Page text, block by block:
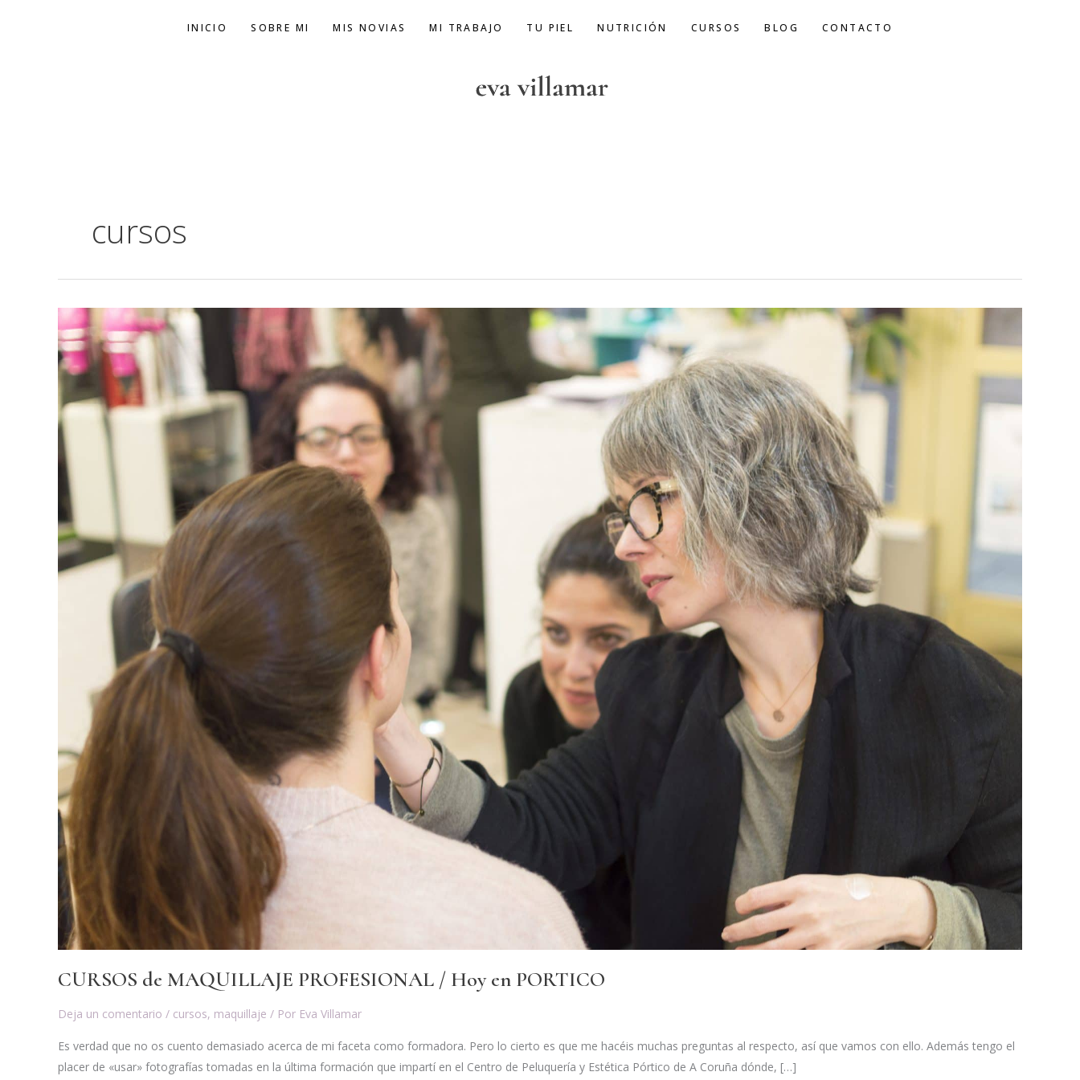
INICIO SOBRE MI MIS NOVIAS MI TRABAJO TU PIEL NUTRICIÓN CURSOS BLOG CONTACTO
cursos
CURSOS de MAQUILLAJE PROFESIONAL / Hoy en PORTICO
Deja un comentario / cursos, maquillaje / Por Eva Villamar
Es verdad que no os cuento demasiado acerca de mi faceta como formadora. Pero lo cierto es que me hacéis muchas preguntas al respecto, así que vamos con ello. Además tengo el
placer de «usar» fotografías tomadas en la última formación que impartí en el Centro de Peluquería y Estética Pórtico de A Coruña dónde, […]